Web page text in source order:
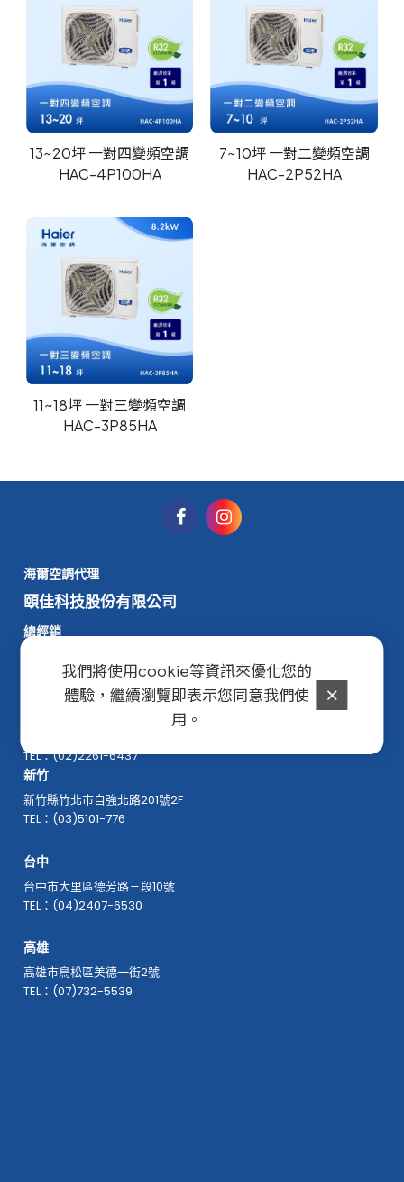
13~20坪 一對四變頻空調
HAC-4P100HA
7~10坪 一對二變頻空調
HAC-2P52HA
11~18坪 一對三變頻空調
HAC-3P85HA
海爾空調代理
頤佳科技股份有限公司
總經銷
宇暉科技股份有限公司
TEL：(02)2261-6437
新竹
新竹縣竹北市自強北路201號2F
TEL：(03)5101-776
台中
台中市大里區德芳路三段10號
TEL：(04)2407-6530
高雄
高雄市鳥松區美德一街2號
TEL：(07)732-5539
我們將使用cookie等資訊來優化您的
體驗，繼續瀏覽即表示您同意我們使
用。